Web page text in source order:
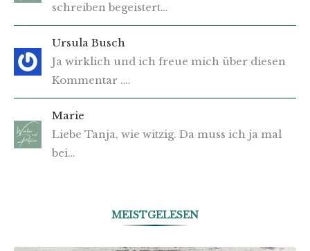
schreiben begeistert…
Ursula Busch
Ja wirklich und ich freue mich über diesen
Kommentar .…
Marie
Liebe Tanja, wie witzig. Da muss ich ja mal
bei…
MEISTGELESEN